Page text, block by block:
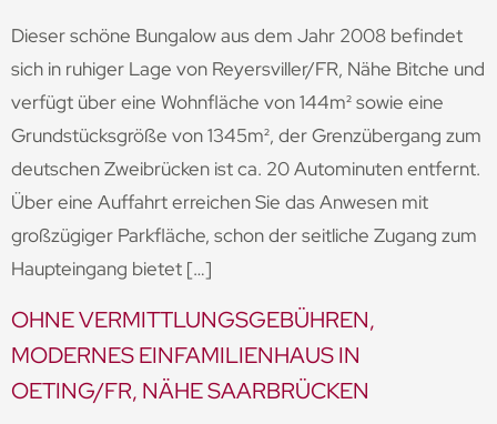
Dieser schöne Bungalow aus dem Jahr 2008 befindet
sich in ruhiger Lage von Reyersviller/FR, Nähe Bitche und
verfügt über eine Wohnfläche von 144m² sowie eine
Grundstücksgröße von 1345m², der Grenzübergang zum
deutschen Zweibrücken ist ca. 20 Autominuten entfernt.
Über eine Auffahrt erreichen Sie das Anwesen mit
großzügiger Parkfläche, schon der seitliche Zugang zum
Haupteingang bietet […]
OHNE VERMITTLUNGSGEBÜHREN,
MODERNES EINFAMILIENHAUS IN
OETING/FR, NÄHE SAARBRÜCKEN